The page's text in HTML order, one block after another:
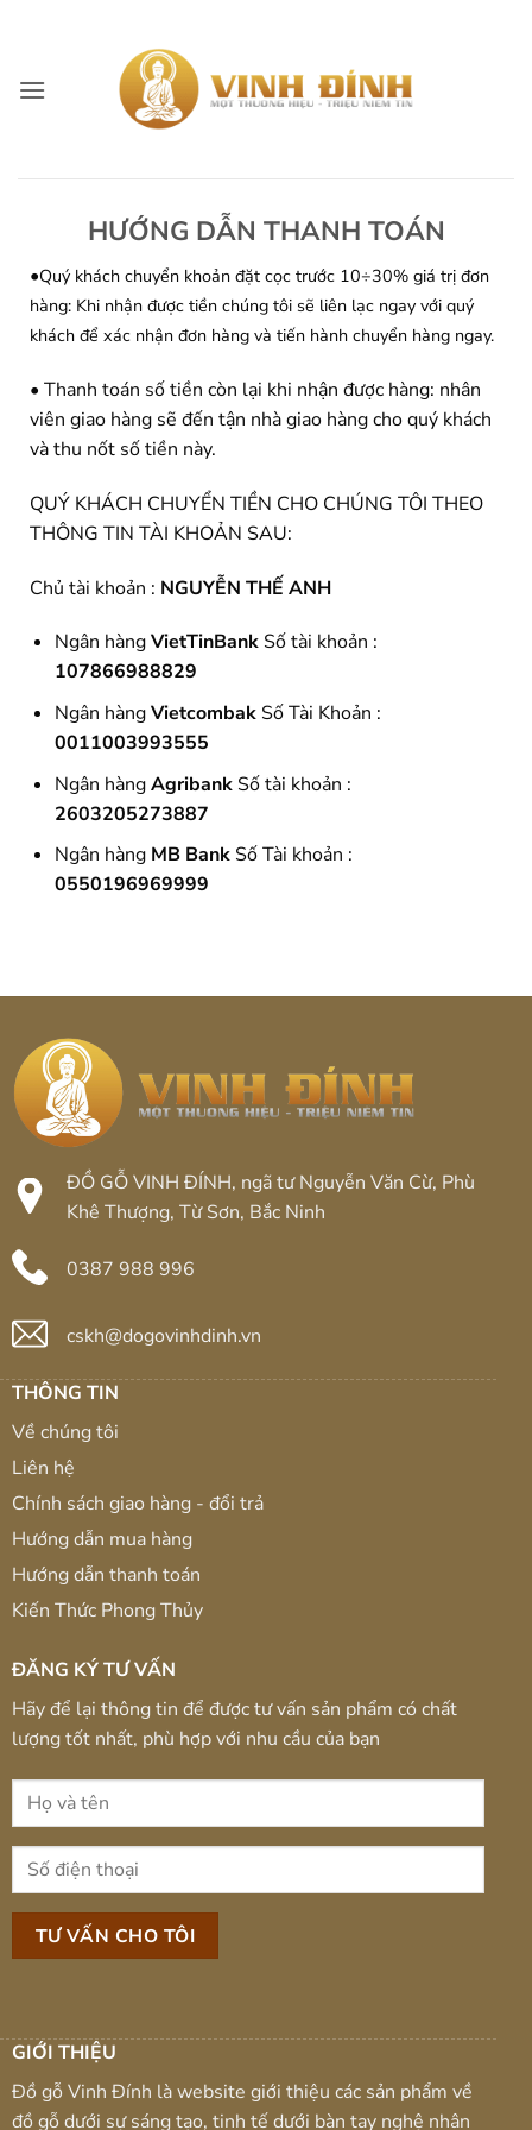
HƯỚNG DẪN THANH TOÁN
•Quý khách chuyển khoản đặt cọc trước 10÷30% giá trị đơn
hàng: Khi nhận được tiền chúng tôi sẽ liên lạc ngay với quý
khách để xác nhận đơn hàng và tiến hành chuyển hàng ngay.
• Thanh toán số tiền còn lại khi nhận được hàng: nhân
viên giao hàng sẽ đến tận nhà giao hàng cho quý khách
và thu nốt số tiền này.
QUÝ KHÁCH CHUYỂN TIỀN CHO CHÚNG TÔI THEO
THÔNG TIN TÀI KHOẢN SAU:
Chủ tài khoản : NGUYỄN THẾ ANH
Ngân hàngVietTinBankSố tài khoản :
107866988829
Ngân hàngVietcombakSố Tài Khoản :
0011003993555
Ngân hàngAgribankSố tài khoản :
2603205273887
Ngân hàng MB BankSố Tài khoản :
0550196969999
ĐỒ GỖ VINH ĐÍNH, ngã tư Nguyễn Văn Cừ, Phù
Khê Thượng, Từ Sơn, Bắc Ninh
0387 988 996
cskh@dogovinhdinh.vn
THÔNG TIN
Về chúng tôi
Liên hệ
Chính sách giao hàng - đổi trả
Hướng dẫn mua hàng
Hướng dẫn thanh toán
Kiến Thức Phong Thủy
ĐĂNG KÝ TƯ VẤN
Hãy để lại thông tin để được tư vấn sản phẩm có chất
lượng tốt nhất, phù hợp với nhu cầu của bạn
GIỚI THIỆU
Đồ gỗ Vinh Đính là website giới thiệu các sản phẩm về
đồ gỗ dưới sự sáng tạo, tinh tế dưới bàn tay nghệ nhân